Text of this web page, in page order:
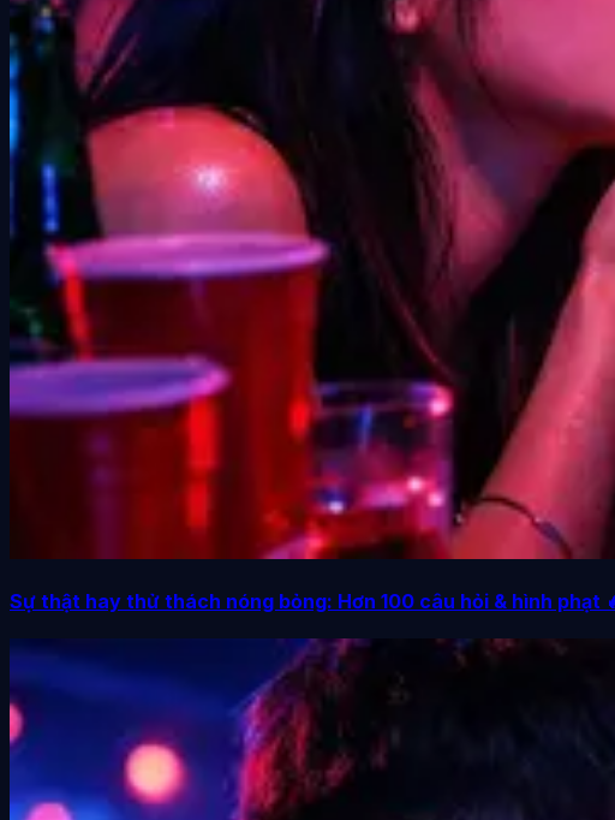
Sự thật hay thử thách nóng bỏng: Hơn 100 câu hỏi & hình phạt